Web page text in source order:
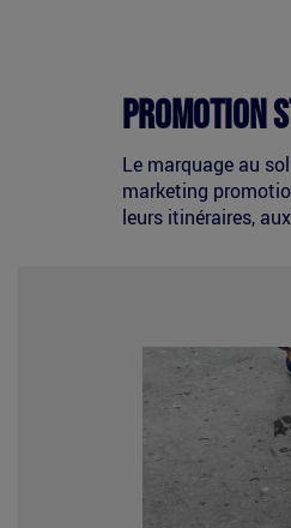
Promotion
Le marquage au
marketing
leurs itinéraires,
marquage-
sol-
cleantag-
amari.jpg